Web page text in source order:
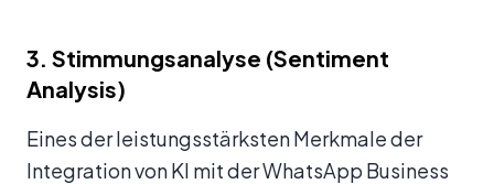
3. Stimmungsanalyse (Sentiment
Analysis)
Eines der leistungsstärksten Merkmale der
Integration von KI mit der WhatsApp Business